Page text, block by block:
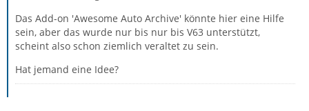
Das Add-on 'Awesome Auto Archive' könnte hier eine Hilfe
sein, aber das wurde nur bis nur bis V63 unterstützt,
scheint also schon ziemlich veraltet zu sein.
Hat jemand eine Idee?